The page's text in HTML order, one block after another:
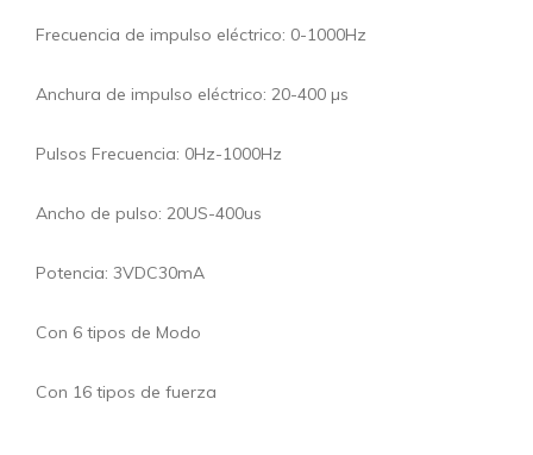
Frecuencia de impulso eléctrico: 0-1000Hz
Anchura de impulso eléctrico: 20-400 µs
Pulsos Frecuencia: 0Hz-1000Hz
Ancho de pulso: 20US-400us
Potencia: 3VDC30mA
Con 6 tipos de Modo
Con 16 tipos de fuerza